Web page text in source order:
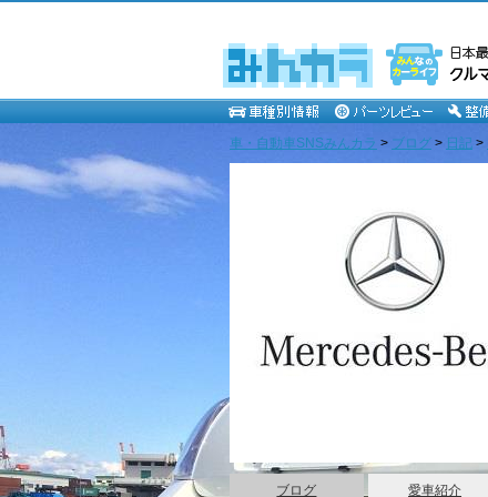
車・自動車SNSみんカラ > ブログ > 日記 >
ブログ 愛車紹介